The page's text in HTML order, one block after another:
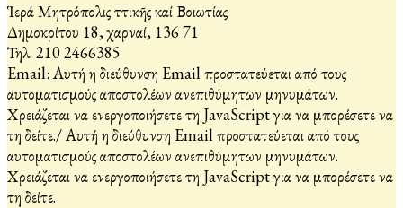
Ἱερά Μητρόπολις Ἀττικῆς καί Βοιωτίας
Δημοκρίτου 18, Ἀχαρναί, 136 71
Τηλ. 210 2466385
Email: Αυτή η διεύθυνση Email προστατεύεται από τους
αυτοματισμούς αποστολέων ανεπιθύμητων μηνυμάτων.
Χρειάζεται να ενεργοποιήσετε τη JavaScript για να μπορέσετε να
τη δείτε./Αυτή η διεύθυνση Email προστατεύεται από τους
αυτοματισμούς αποστολέων ανεπιθύμητων μηνυμάτων.
Χρειάζεται να ενεργοποιήσετε τη JavaScript για να μπορέσετε να
τη δείτε.